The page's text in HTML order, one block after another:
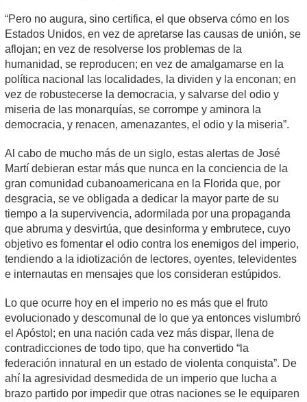
“Pero no augura, sino certifica, el que observa cómo en los
Estados Unidos, en vez de apretarse las causas de unión, se
aflojan; en vez de resolverse los problemas de la
humanidad, se reproducen; en vez de amalgamarse en la
política nacional las localidades, la dividen y la enconan; en
vez de robustecerse la democracia, y salvarse del odio y
miseria de las monarquías, se corrompe y aminora la
democracia, y renacen, amenazantes, el odio y la miseria”.
Al cabo de mucho más de un siglo, estas alertas de José
Martí debieran estar más que nunca en la conciencia de la
gran comunidad cubanoamericana en la Florida que, por
desgracia, se ve obligada a dedicar la mayor parte de su
tiempo a la supervivencia, adormilada por una propaganda
que abruma y desvirtúa, que desinforma y embrutece, cuyo
objetivo es fomentar el odio contra los enemigos del imperio,
tendiendo a la idiotización de lectores, oyentes, televidentes
e internautas en mensajes que los consideran estúpidos.
Lo que ocurre hoy en el imperio no es más que el fruto
evolucionado y descomunal de lo que ya entonces vislumbró
el Apóstol; en una nación cada vez más dispar, llena de
contradicciones de todo tipo, que ha convertido “la
federación innatural en un estado de violenta conquista”. De
ahí la agresividad desmedida de un imperio que lucha a
brazo partido por impedir que otras naciones se le equiparen